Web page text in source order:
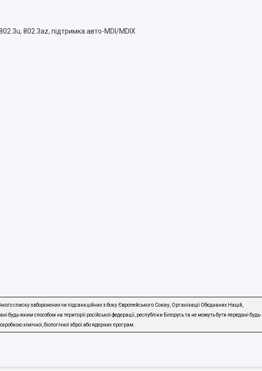
802.3az, підтримка авто-MDI/MDIX
списку заборонених чи підсанкційних з боку Європейського Союзу, Організації Обєднаних Націй,
яким способом на території російської федерації, республіки Білорусь та не можуть бути передані будь-
хімічної, біологічної зброї або ядерних програм.